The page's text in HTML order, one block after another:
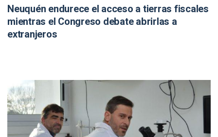
Neuquén endurece el acceso a tierras fiscales
mientras el Congreso debate abrirlas a
extranjeros